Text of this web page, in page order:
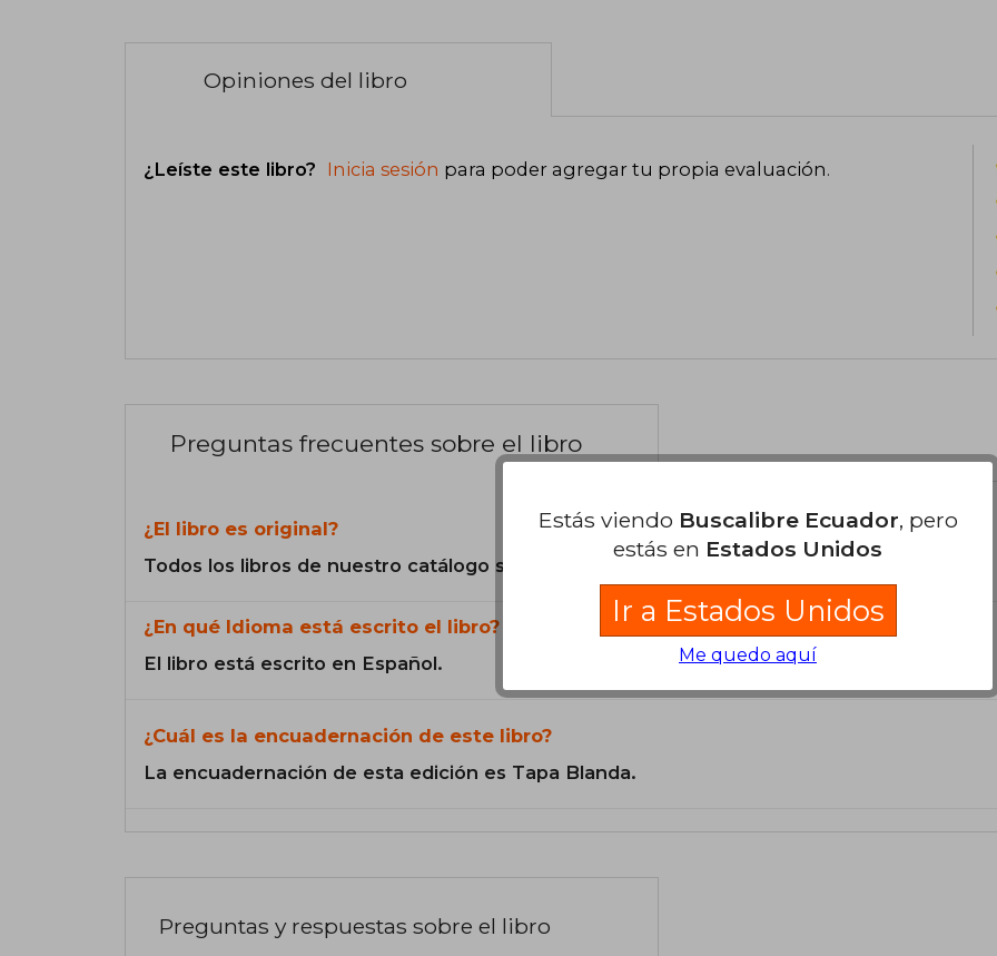
Opiniones del libro
¿Leíste este libro? Inicia sesión para poder agregar tu propia evaluación.
Preguntas frecuentes sobre el libro
¿El libro es original?
Todos los libros de nuestro catálogo son Originales.
¿En qué Idioma está escrito el libro?
El libro está escrito en Español.
¿Cuál es la encuadernación de este libro?
La encuadernación de esta edición es Tapa Blanda.
Preguntas y respuestas sobre el libro
Estás viendo Buscalibre Ecuador, pero
estás en Estados Unidos
Ir a Estados Unidos
Me quedo aquí